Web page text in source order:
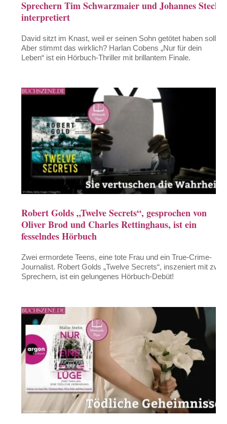
Sprechern Tim Schwarzmaier und Johannes Steck
interpretiert
David sitzt im Knast, weil er seinen Sohn getötet haben soll.
Aber stimmt das wirklich? Harlan Cobens „Nur für dein
Leben“ ist ein Hörbuch-Thriller mit brillantem Finale.
Robert Golds „Twelve Secrets“, gesprochen von
Oliver Brod und Charles Rettinghaus, ist ein
fesselndes Hörbuch
Zwei ermordete Teens, eine tote Frau und ein True-Crime-
Journalist. Robert Golds „Twelve Secrets“, inszeniert mit zwei
Sprechern, ist ein gelungenes Hörbuch-Debüt!